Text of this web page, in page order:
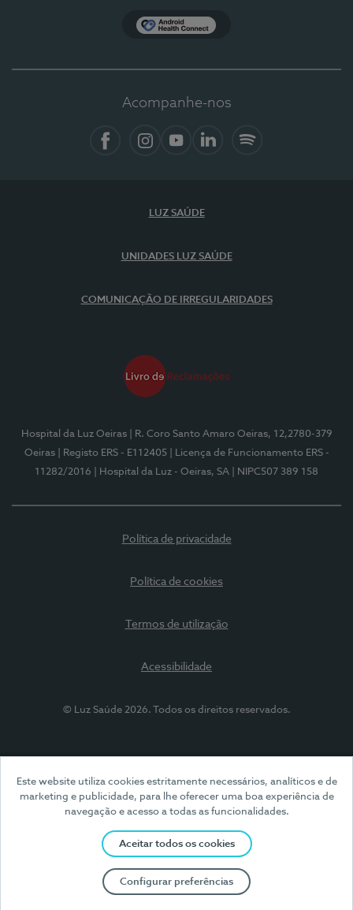
Este website utiliza cookies estritamente necessários, analíticos e de
marketing e publicidade, para lhe oferecer uma boa experiência de
navegação e acesso a todas as funcionalidades.
Aceitar todos os cookies
Configurar preferências
Acompanhe-nos
LUZ SAÚDE
UNIDADES LUZ SAÚDE
COMUNICAÇÃO DE IRREGULARIDADES
Hospital da Luz Oeiras
| R. Coro Santo Amaro Oeiras, 12,2780-379
Oeiras
| Registo ERS - E112405
| Licença de Funcionamento ERS -
11282/2016
| Hospital da Luz - Oeiras, SA | NIPC507 389 158
Política de privacidade
Política de cookies
Termos de utilização
Acessibilidade
© Luz Saúde 2026. Todos os direitos reservados.